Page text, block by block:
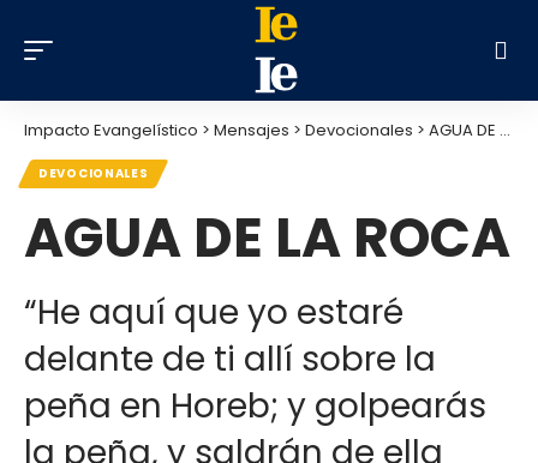
Impacto Evangelístico > Mensajes > Devocionales > AGUA DE LA ROCA
DEVOCIONALES
AGUA DE LA ROCA
“He aquí que yo estaré
delante de ti allí sobre la
peña en Horeb; y golpearás
la peña, y saldrán de ella